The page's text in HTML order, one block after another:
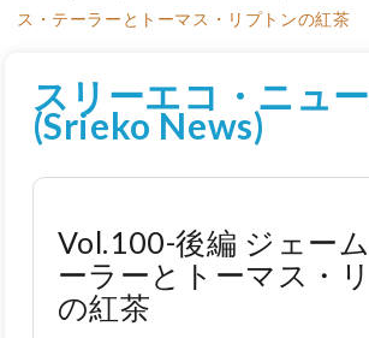
ス・テーラーとトーマス・リプトンの紅茶
スリーエコ・ニュ
(Srieko News)
Vol.100-後編 ジェー
ーラーとトーマス・
の紅茶